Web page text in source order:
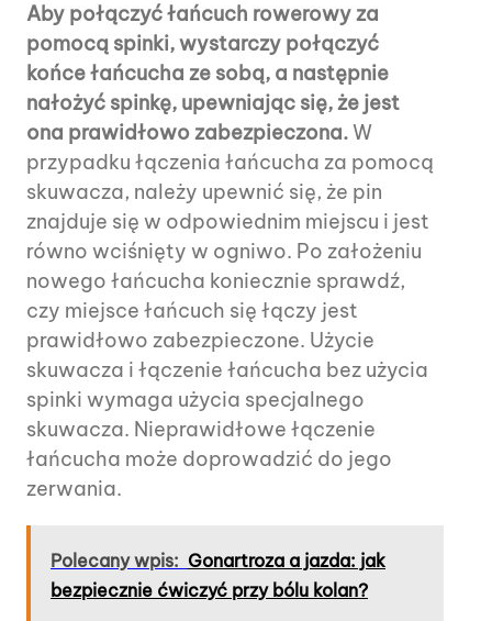
Aby połączyć łańcuch rowerowy za
pomocą spinki, wystarczy połączyć
końce łańcucha ze sobą, a następnie
nałożyć spinkę, upewniając się, że jest
ona prawidłowo zabezpieczona. W
przypadku łączenia łańcucha za pomocą
skuwacza, należy upewnić się, że pin
znajduje się w odpowiednim miejscu i jest
równo wciśnięty w ogniwo. Po założeniu
nowego łańcucha koniecznie sprawdź,
czy miejsce łańcuch się łączy jest
prawidłowo zabezpieczone. Użycie
skuwacza i łączenie łańcucha bez użycia
spinki wymaga użycia specjalnego
skuwacza. Nieprawidłowe łączenie
łańcucha może doprowadzić do jego
zerwania.
Polecany wpis: Gonartroza a jazda: jak
bezpiecznie ćwiczyć przy bólu kolan?